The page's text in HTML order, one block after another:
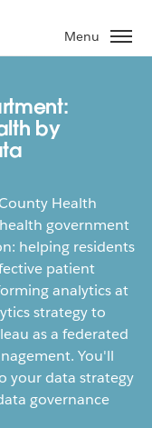
Menu
by
Health
government
helping residents
patient
analytics at
strategy to
as a federated
You'll
your data strategy
governance